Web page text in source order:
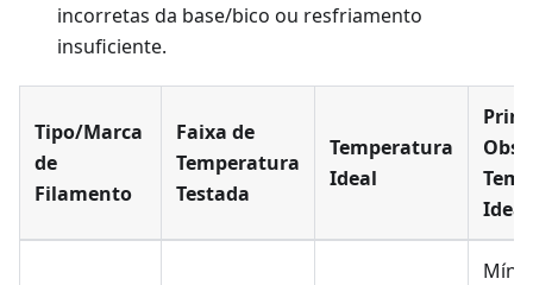
incorretas da base/bico ou resfriamento
insuficiente.
Tipo/Marca
de
Filamento
Faixa de
Temperatura
Testada
Temperatura
Ideal
Ideal